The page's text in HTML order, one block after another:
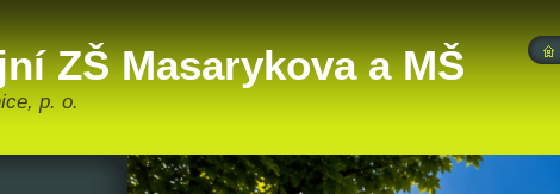
ZŠ Masarykova a MŠ
p. o.